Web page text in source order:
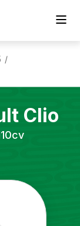
/
Clio